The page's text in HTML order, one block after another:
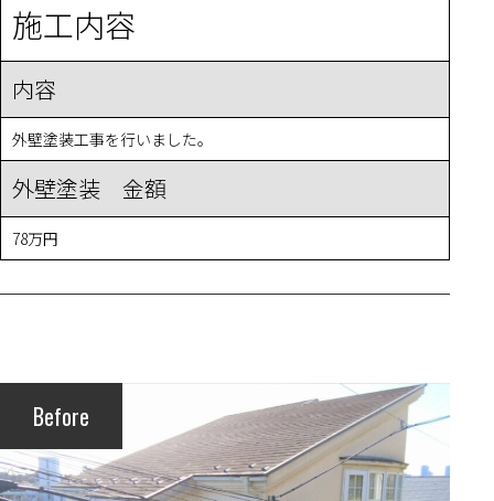
施工内容
内容
外壁塗装工事を行いました。
外壁塗装 金額
78万円
Before